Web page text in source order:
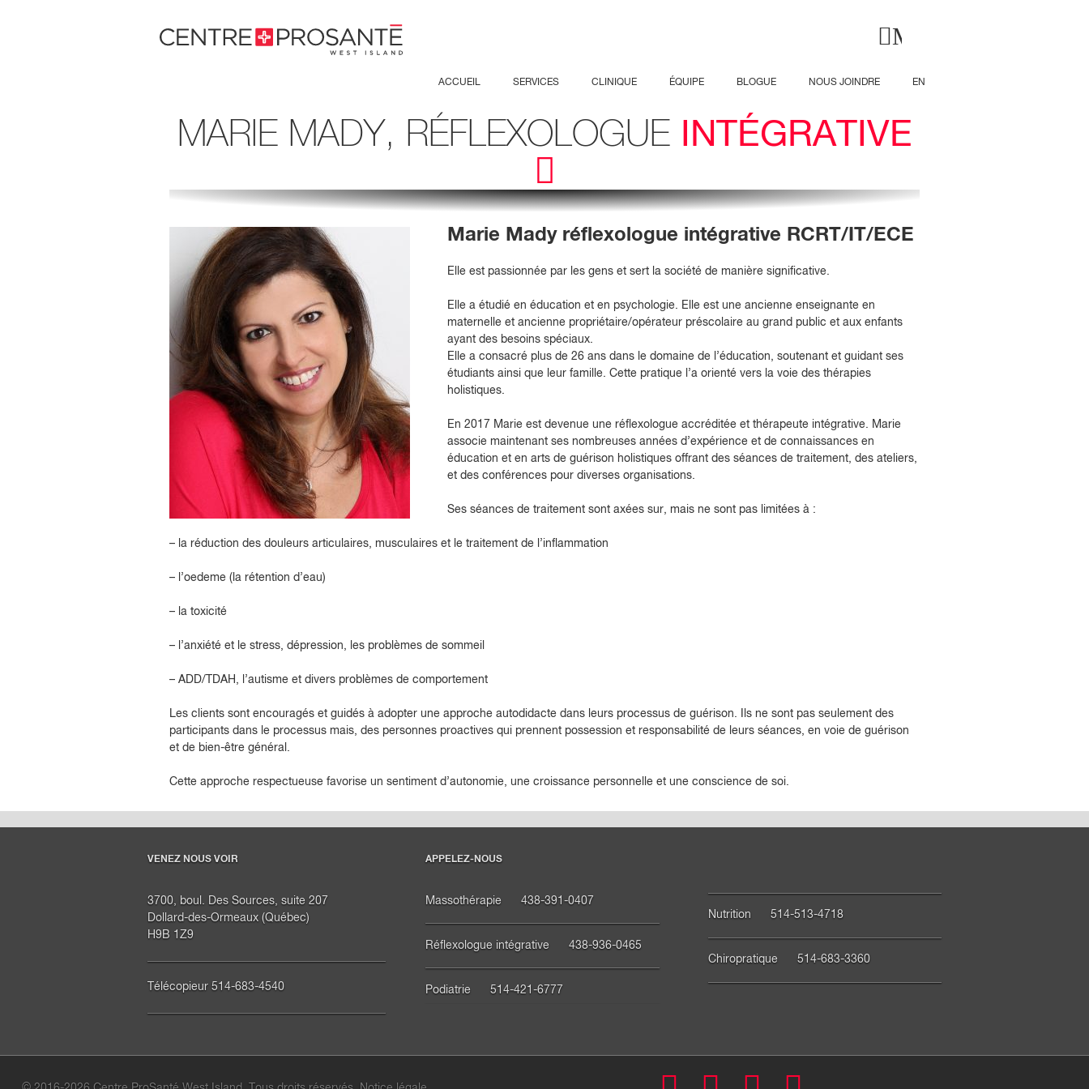
contenu.
Menu principal
ACCUEIL SERVICES
ACUPUNCTURE
MASSOTHÉRAPIE
PODIATRIE
CLINIQUE ÉQUIPE
PRÉSENTATIONS VIDÉO
BLOGUE NOUS JOINDRE EN
MARIE MADY, RÉFLEXOLOGUEINTÉGRATIVE
Marie Mady réflexologue intégrative RCRT/IT/ECE
Elle est passionnée par les gens et sert la société de manière significative.
Elle a étudié en éducation et en psychologie. Elle est une ancienne enseignante en
maternelle et ancienne propriétaire/opérateur préscolaire au grand public et aux enfants
ayant des besoins spéciaux.
Elle a consacré plus de 26 ans dans le domaine de l’éducation, soutenant et guidant ses
étudiants ainsi que leur famille. Cette pratique l’a orienté vers la voie des thérapies
holistiques.
En 2017 Marie est devenue une réflexologue accréditée et thérapeute intégrative. Marie
associe maintenant ses nombreuses années d’expérience et de connaissances en
éducation et en arts de guérison holistiques offrant des séances de traitement, des ateliers,
et des conférences pour diverses organisations.
Ses séances de traitement sont axées sur, mais ne sont pas limitées à :
– la réduction des douleurs articulaires, musculaires et le traitement de l’inflammation
– l’oedeme (la rétention d’eau)
– la toxicité
– l’anxiété et le stress, dépression, les problèmes de sommeil
– ADD/TDAH, l’autisme et divers problèmes de comportement
Les clients sont encouragés et guidés à adopter une approche autodidacte dans leurs processus de guérison. Ils ne sont pas seulement des
participants dans le processus mais, des personnes proactives qui prennent possession et responsabilité de leurs séances, en voie de guérison
et de bien-être général.
Cette approche respectueuse favorise un sentiment d’autonomie, une croissance personnelle et une conscience de soi.
VENEZ NOUS VOIR
3700, boul. Des Sources, suite 207
Dollard-des-Ormeaux (Québec)
H9B 1Z9
Télécopieur 514-683-4540
APPELEZ-NOUS
Massothérapie 438-391-0407
Réflexologue intégrative 438-936-0465
Podiatrie 514-421-6777
Nutrition 514-513-4718
Chiropratique 514-683-3360